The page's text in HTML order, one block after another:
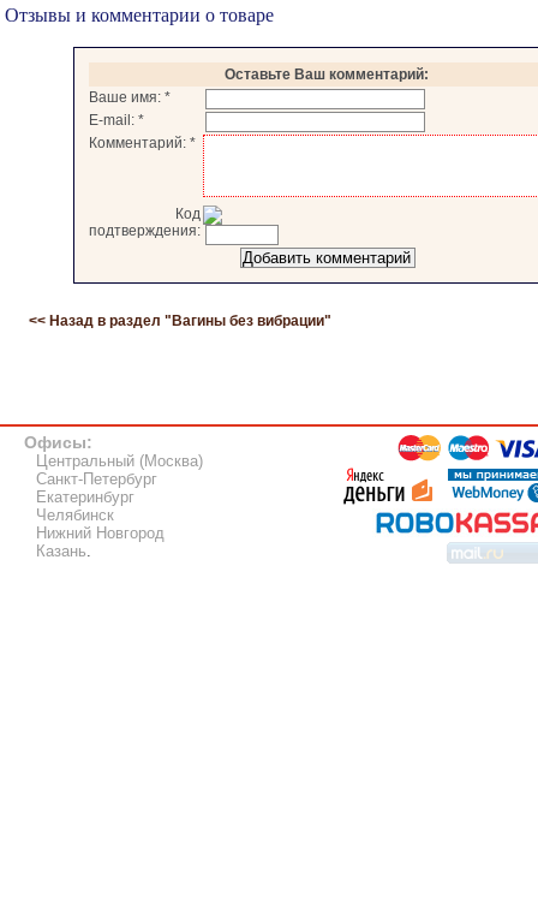
Отзывы и комментарии о товаре
Оставьте Ваш комментарий:
Ваше имя: *
E-mail: *
Комментарий: *
Код
подтверждения:
<< Назад в раздел " Вагины без вибрации"
Офисы:
Центральный (Москва)
Санкт-Петербург
Екатеринбург
Челябинск
Нижний Новгород
Казань.